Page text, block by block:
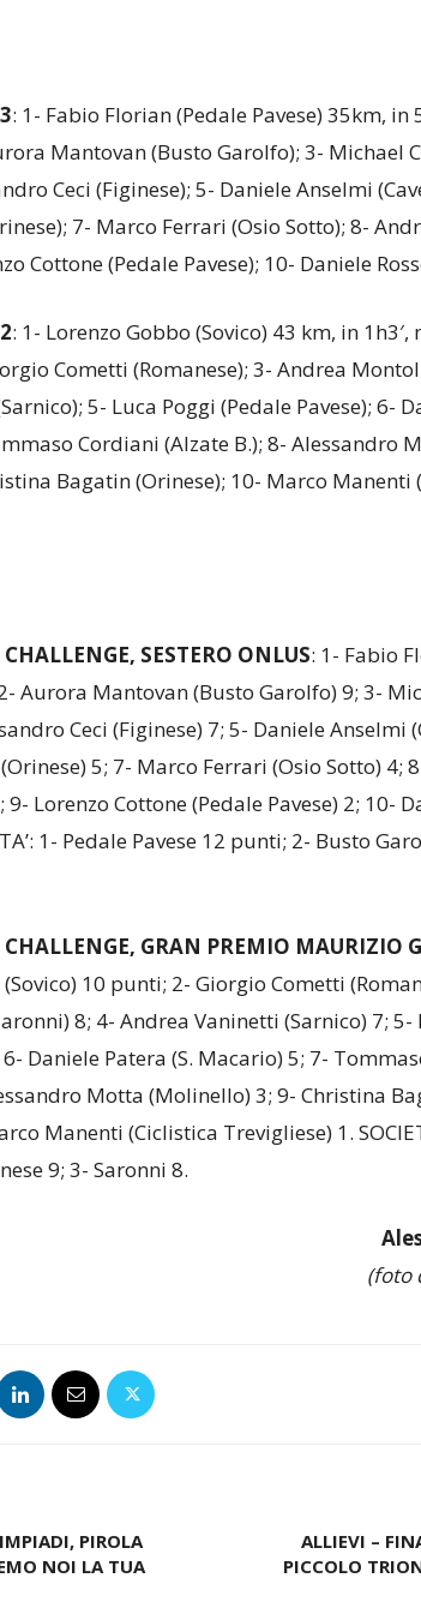
: 1- Fabio Florian (Pedale Pavese) 35km, in
Mantovan (Busto Garolfo); 3- Michael
Ceci (Figinese); 5- Daniele Anselmi
7- Marco Ferrari (Osio Sotto); 8-
Cottone (Pedale Pavese); 10- Daniele
: 1- Lorenzo Gobbo (Sovico) 43 km, in 1h3′,
Cometti (Romanese); 3- Andrea
5- Luca Poggi (Pedale Pavese); 6-
Cordiani (Alzate B.); 8- Alessandro
Bagatin (Orinese); 10- Marco Manenti
SESTERO ONLUS: 1- Fabio
Aurora Mantovan (Busto Garolfo) 9; 3-
Ceci (Figinese) 7; 5- Daniele Anselmi
5; 7- Marco Ferrari (Osio Sotto) 4;
Lorenzo Cottone (Pedale Pavese) 2; 10-
1- Pedale Pavese 12 punti; 2- Busto
CHALLENGE, GRAN PREMIO MAURIZIO
10 punti; 2- Giorgio Cometti
8; 4- Andrea Vaninetti (Sarnico) 7; 5-
6- Daniele Patera (S. Macario) 5; 7-
Motta (Molinello) 3; 9- Christina
Manenti (Ciclistica Trevigliese) 1.
9; 3- Saronni 8.
(foto
PIROLA
NOI LA TUA
ALLIEVI –
PICCOLO